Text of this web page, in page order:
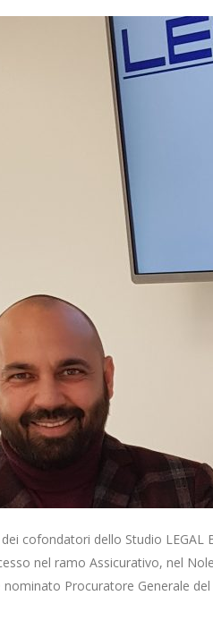
cofondatori dello Studio LEGAL
nel ramo Assicurativo, nel
Procuratore Generale